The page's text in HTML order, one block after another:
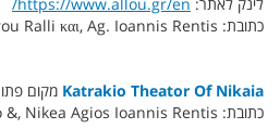
כתובת: Petrou Ralli και, Ag. Ioannis Rentis
Katrakio Theator Of Nikaia מקום
כתובת: Kira Tis Ro &, Nikea Agios Ioannis Rentis